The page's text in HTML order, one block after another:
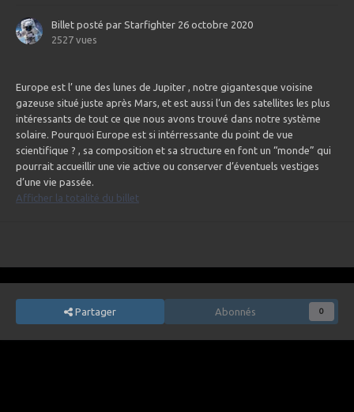
Billet posté par Starfighter 26 octobre 2020
2527 vues
Europe est l’ une des lunes de Jupiter , notre gigantesque voisine
gazeuse situé juste après Mars, et est aussi l’un des satellites les plus
intéressants de tout ce que nous avons trouvé dans notre système
solaire. Pourquoi Europe est si intérressante du point de vue
scientifique ? , sa composition et sa structure en font un “monde” qui
pourrait accueillir une vie active ou conserver d’éventuels vestiges
d’une vie passée.
Afficher la totalité du billet
Partager Abonnés 0